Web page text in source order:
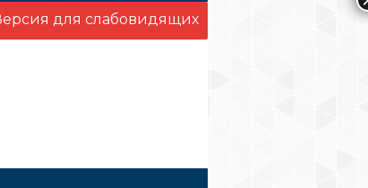
для слабовидящих